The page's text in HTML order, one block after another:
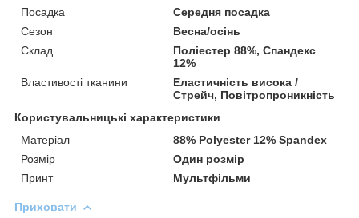
Посадка
Середня посадка
Сезон
Весна/осінь
Склад
Поліестер 88%, Спандекс
12%
Властивості тканини
Еластичність висока /
Стрейч, Повітропроникність
Користувальницькі характеристики
Матеріал
88% Polyester 12% Spandex
Розмір
Один розмір
Принт
Мультфільми
Приховати